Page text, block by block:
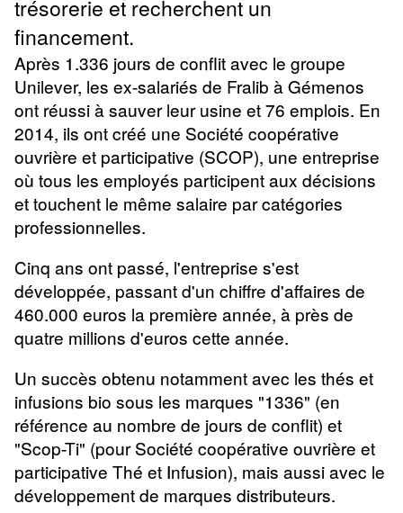
trésorerie et recherchent un
financement.
Après 1.336 jours de conflit avec le groupe
Unilever, les ex-salariés de Fralib à Gémenos
ont réussi à sauver leur usine et 76 emplois. En
2014, ils ont créé une Société coopérative
ouvrière et participative (SCOP), une entreprise
où tous les employés participent aux décisions
et touchent le même salaire par catégories
professionnelles.
Cinq ans ont passé, l'entreprise s'est
développée, passant d'un chiffre d'affaires de
460.000 euros la première année, à près de
quatre millions d'euros cette année.
Un succès obtenu notamment avec les thés et
infusions bio sous les marques "1336" (en
référence au nombre de jours de conflit) et
"Scop-Ti" (pour Société coopérative ouvrière et
participative Thé et Infusion), mais aussi avec le
développement de marques distributeurs.